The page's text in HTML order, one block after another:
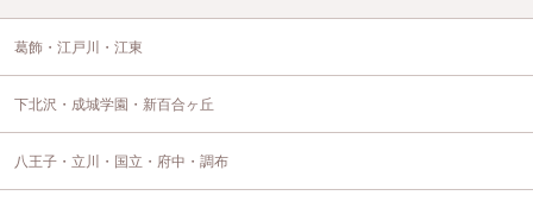
葛飾・江戸川・江東
下北沢・成城学園・新百合ヶ丘
八王子・立川・国立・府中・調布